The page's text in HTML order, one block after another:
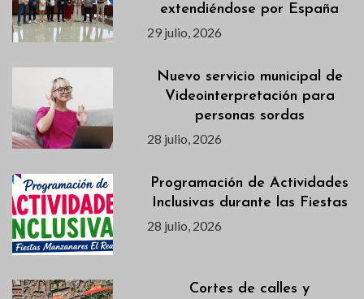
extendiéndose por España
29 julio, 2026
Nuevo servicio municipal de
Videointerpretación para
personas sordas
28 julio, 2026
Programación de Actividades
Inclusivas durante las Fiestas
28 julio, 2026
Cortes de calles y